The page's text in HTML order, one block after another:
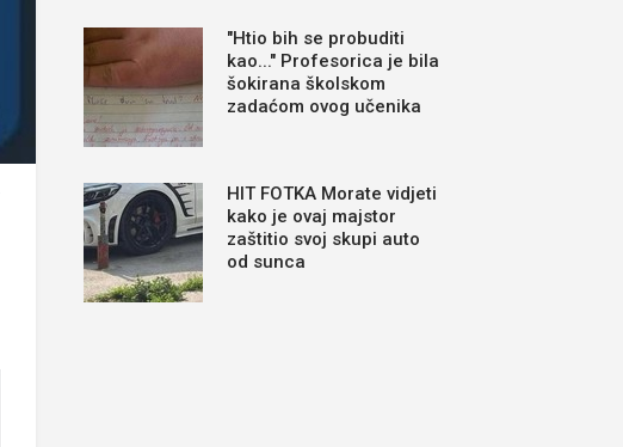
"Htio bih se probuditi
kao..." Profesorica je bila
šokirana školskom
zadaćom ovog učenika
HIT FOTKA Morate vidjeti
kako je ovaj majstor
zaštitio svoj skupi auto
od sunca